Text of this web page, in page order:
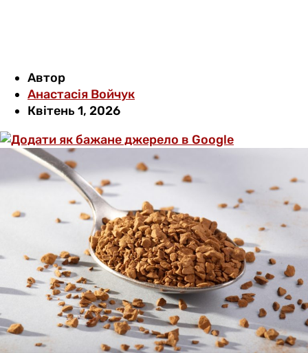
Автор
Анастасія Войчук
Квітень 1, 2026